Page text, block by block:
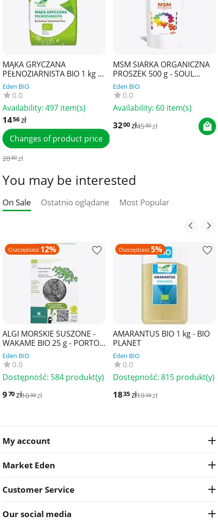
MĄKA GRYCZANA
PEŁNOZIARNISTA BIO 1 kg -
BIO PLANET
Eden BIO
0.0
Availability: 497 item(s)
1456zł
Changes of product price
2090zł
MSM SIARKA ORGANICZNA
PROSZEK 500 g - SOUL
FARM
Eden BIO
0.0
Availability: 60 item(s)
3200zł4590zł
You may be interested
On Sale Ostatnio oglądane Most Popular
Oszczędzasz 12%
ALGI MORSKIE SUSZONE -
WAKAME BIO 25 g - PORTO
MUINOS
Eden BIO
0.0
Dostępność: 584 produkt(y)
970zł1099zł
Oszczędzasz 5%
AMARANTUS BIO 1 kg - BIO
PLANET
Eden BIO
0.0
Dostępność: 815 produkt(y)
1835zł1939zł
My account
Market Eden
Customer Service
Our social media